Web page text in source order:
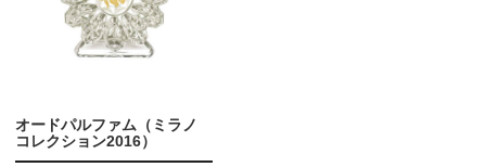
オードパルファム（ミラノ
コレクション2016）